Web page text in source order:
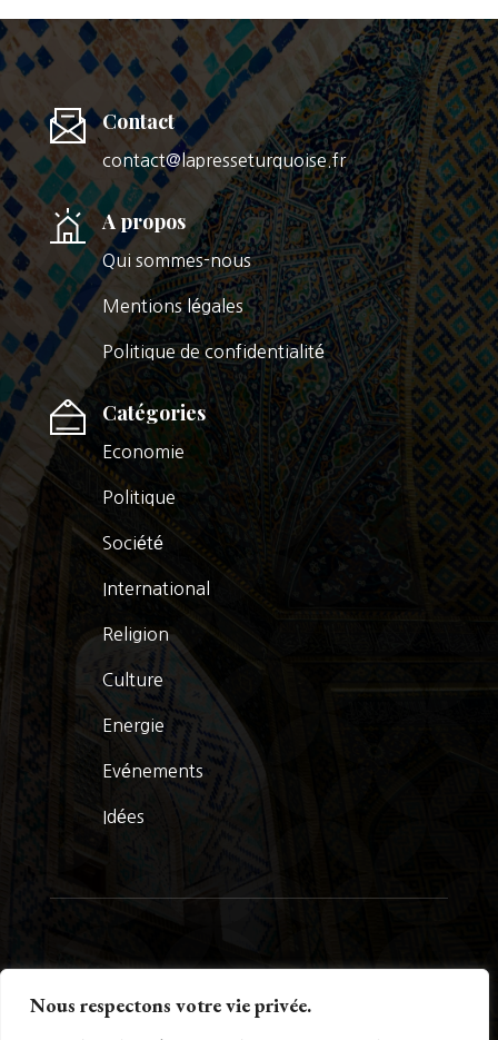
Nous respectons votre vie privée.
Contact
contact@lapresseturquoise.fr
A propos
Qui sommes-nous
Mentions légales
Politique de confidentialité
Catégories
Economie
Politique
Société
International
Religion
Culture
Energie
Evénements
Idées